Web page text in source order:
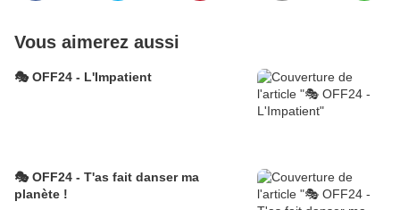
Vous aimerez aussi
🎭 OFF24 - L'Impatient
🎭 OFF24 - T'as fait danser ma
planète !